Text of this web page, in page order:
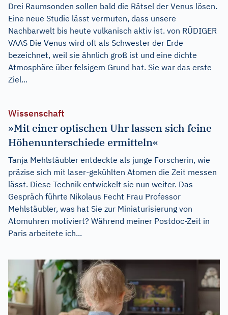
Drei Raumsonden sollen bald die Rätsel der Venus lösen.
Eine neue Studie lässt vermuten, dass unsere
Nachbarwelt bis heute vulkanisch aktiv ist. von RÜDIGER
VAAS Die Venus wird oft als Schwester der Erde
bezeichnet, weil sie ähnlich groß ist und eine dichte
Atmosphäre über felsigem Grund hat. Sie war das erste
Ziel...
Wissenschaft
»Mit einer optischen Uhr lassen sich feine
Höhenunterschiede ermitteln«
Tanja Mehlstäubler entdeckte als junge Forscherin, wie
präzise sich mit laser-gekühlten Atomen die Zeit messen
lässt. Diese Technik entwickelt sie nun weiter. Das
Gespräch führte Nikolaus Fecht Frau Professor
Mehlstäubler, was hat Sie zur Miniaturisierung von
Atomuhren motiviert? Während meiner Postdoc-Zeit in
Paris arbeitete ich...